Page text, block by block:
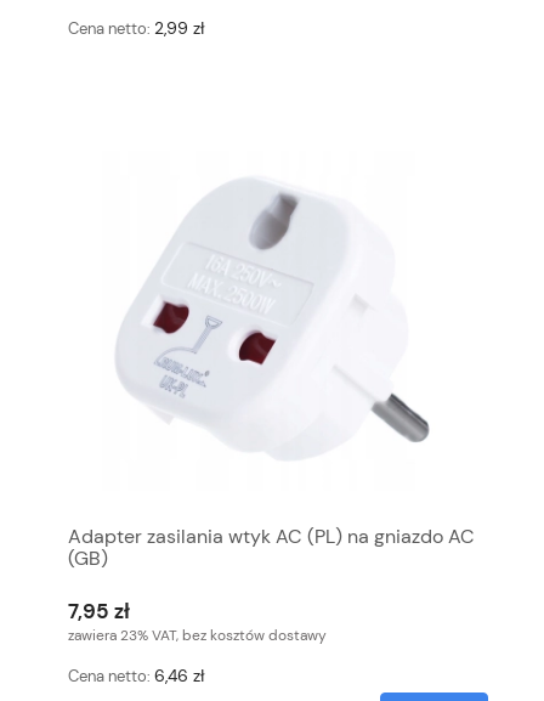
Cena netto: 2,99 zł
Adapter zasilania wtyk AC (PL) na gniazdo AC
(GB)
7,95 zł
zawiera 23% VAT, bez kosztów dostawy
Cena netto: 6,46 zł